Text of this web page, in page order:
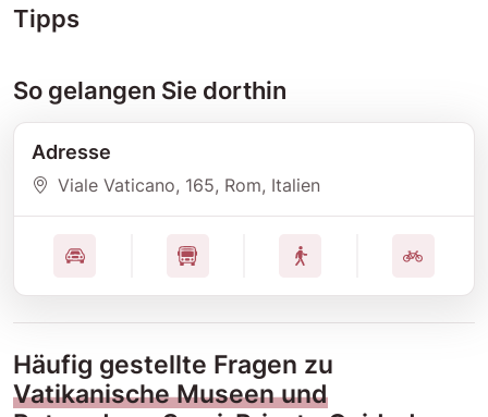
Tipps
So gelangen Sie dorthin
Adresse
Viale Vaticano, 165, Rom, Italien
Häufig gestellte Fragen zu
Vatikanische Museen und